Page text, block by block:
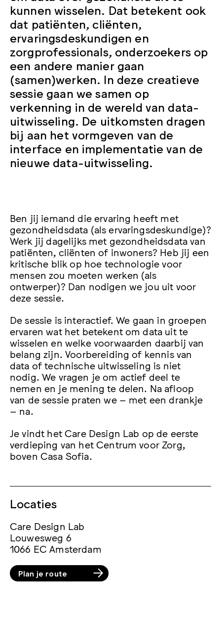
kunnen wisselen. Dat betekent ook
dat patiënten, cliënten,
ervaringsdeskundigen en
zorgprofessionals, onderzoekers op
een andere manier gaan
(samen)werken. In deze creatieve
sessie gaan we samen op
verkenning in de wereld van data-
uitwisseling. De uitkomsten dragen
bij aan het vormgeven van de
interface en implementatie van de
nieuwe data-uitwisseling.
Ben jij iemand die ervaring heeft met
gezondheidsdata (als ervaringsdeskundige)?
Werk jij dagelijks met gezondheidsdata van
patiënten, cliënten of inwoners? Heb jij een
kritische blik op hoe technologie voor
mensen zou moeten werken (als
ontwerper)? Dan nodigen we jou uit voor
deze sessie.
De sessie is interactief. We gaan in groepen
ervaren wat het betekent om data uit te
wisselen en welke voorwaarden daarbij van
belang zijn. Voorbereiding of kennis van
data of technische uitwisseling is niet
nodig. We vragen je om actief deel te
nemen en je mening te delen. Na afloop
van de sessie praten we – met een drankje
– na.
Je vindt het Care Design Lab op de eerste
verdieping van het Centrum voor Zorg,
boven Casa Sofia.
Locaties
Care Design Lab
Louwesweg 6
1066 EC Amsterdam
Plan je route